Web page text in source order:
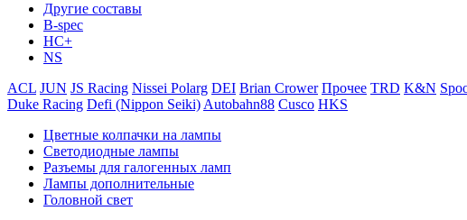
Другие составы
B-spec
HC+
NS
ACL JUN JS Racing Nissei Polarg DEI Brian Crower Прочее TRD K&N
Duke Racing Defi (Nippon Seiki) Autobahn88 Cusco HKS
Цветные колпачки на лампы
Светодиодные лампы
Разъемы для галогенных ламп
Лампы дополнительные
Головной свет